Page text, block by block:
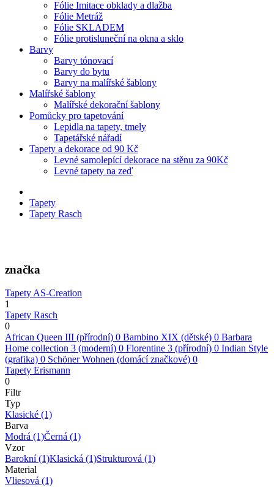
Fólie Imitace obklady a dlažba
Fólie Metráž
Fólie SKLADEM
Fólie protisluneční na okna a sklo
Barvy
Barvy tónovací
Barvy do bytu
Barvy na malířské šablony
Malířské šablony
Malířské dekorační šablony
Pomůcky pro tapetování
Lepidla na tapety, tmely
Tapetářské nářadí
Tapety a dekorace od 90 Kč
Levné samolepící dekorace na stěnu za 90Kč
Levné tapety na zeď
Tapety
Tapety Rasch
značka
Tapety AS-Creation
1
Tapety Rasch
0
African Queen III (přírodní) 0 Bambino XIX (dětské) 0 Barbara
Home collection 3 (moderní) 0 Florentine 3 (přírodní) 0 Indian Style
(grafika) 0 Schöner Wohnen (domácí značkové) 0
Tapety Erismann
0
Filtr
Typ
Klasické (1)
Barva
Modrá (1)Černá (1)
Vzor
Barokní(1)Klasická (1)Strukturová (1)
Material
Vliesová (1)